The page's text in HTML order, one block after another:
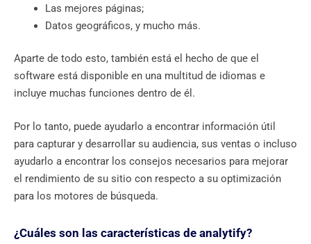
Las mejores páginas;
Datos geográficos, y mucho más.
Aparte de todo esto, también está el hecho de que el
software está disponible en una multitud de idiomas e
incluye muchas funciones dentro de él.
Por lo tanto, puede ayudarlo a encontrar información útil
para capturar y desarrollar su audiencia, sus ventas o incluso
ayudarlo a encontrar los consejos necesarios para mejorar
el rendimiento de su sitio con respecto a su optimización
para los motores de búsqueda.
¿Cuáles son las características de analytify?